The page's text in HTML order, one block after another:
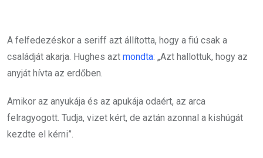
A felfedezéskor a seriff azt állította, hogy a fiú csak a
családját akarja. Hughes azt mondta: „Azt hallottuk, hogy az
anyját hívta az erdőben.
Amikor az anyukája és az apukája odaért, az arca
felragyogott. Tudja, vizet kért, de aztán azonnal a kishúgát
kezdte el kérni”.